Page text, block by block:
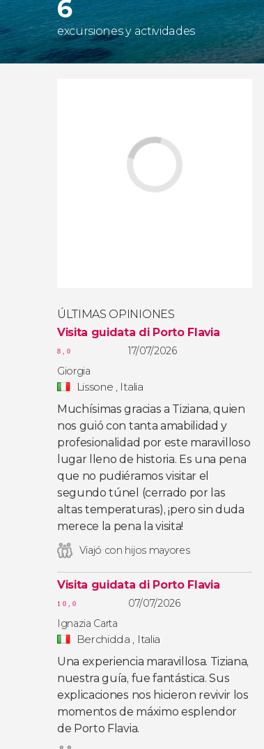
6
excursiones y actividades
ÚLTIMAS OPINIONES
Visita guidata di Porto Flavia
8,0
17/07/2026
Giorgia
Lissone , Italia
Muchísimas gracias a Tiziana, quien
nos guió con tanta amabilidad y
profesionalidad por este maravilloso
lugar lleno de historia. Es una pena
que no pudiéramos visitar el
segundo túnel (cerrado por las
altas temperaturas), ¡pero sin duda
merece la pena la visita!
Viajó con hijos mayores
Visita guidata di Porto Flavia
10,0
07/07/2026
Ignazia Carta
Berchidda , Italia
Una experiencia maravillosa. Tiziana,
nuestra guía, fue fantástica. Sus
explicaciones nos hicieron revivir los
momentos de máximo esplendor
de Porto Flavia.